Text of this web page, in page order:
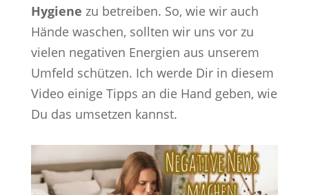
Hygiene zu betreiben. So, wie wir auch
Hände waschen, sollten wir uns vor zu
vielen negativen Energien aus unserem
Umfeld schützen. Ich werde Dir in diesem
Video einige Tipps an die Hand geben, wie
Du das umsetzen kannst.